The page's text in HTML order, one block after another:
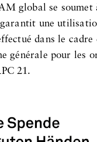
global se soumet
une
dans le
générale pour les
21.